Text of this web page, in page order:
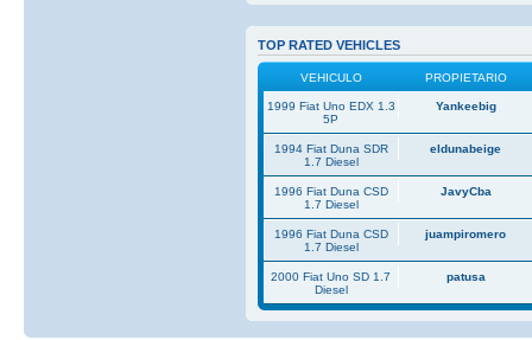
TOP RATED VEHICLES
VEHICULO PROPIETARIO
1999 Fiat Uno EDX 1.3
5P
Yankeebig
1994 Fiat Duna SDR
1.7 Diesel
eldunabeige
1996 Fiat Duna CSD
1.7 Diesel
JavyCba
1996 Fiat Duna CSD
1.7 Diesel
juampiromero
2000 Fiat Uno SD 1.7
Diesel
patusa